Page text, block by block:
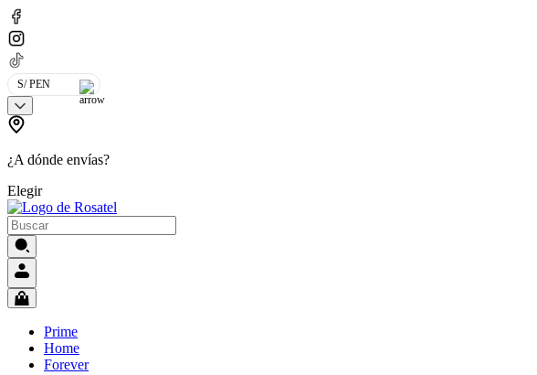
S/ PEN
¿A dónde envías?
Elegir
Prime
Home
Forever